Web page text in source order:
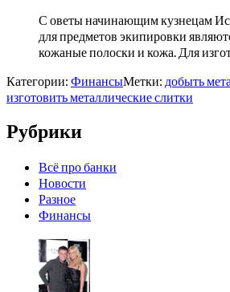
С оветы начинающим кузнецам
для предметов экипировки
кожаные полоски и кожа. Для
Категории: ФинансыМетки: добыть
изготовить металлические слитки
Рубрики
Всё про банки
Новости
Разное
Финансы